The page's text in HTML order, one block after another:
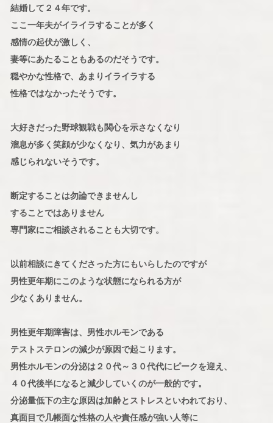
結婚して２４年です。
ここ一年夫がイライラすることが多く
感情の起伏が激しく、
妻等にあたることもあるのだそうです。
穏やかな性格で、あまりイライラする
性格ではなかったそうです。
大好きだった野球観戦も関心を示さなくなり
溜息が多く 笑顔が少なくなり、気力があまり
感じられないそうです。
断定することは勿論できませんし
することではありません
専門家にご相談されることも大切です。
以前相談にきてくださった方にもいらしたのですが
男性更年期にこのような状態になられる方が
少なくありません。
男性更年期障害は、男性ホルモンである
テストステロンの減少が原因で起こります。
男性ホルモンの分泌は２０代～３０代代にピークを迎え、
４０代後半になると減少していくのが一般的です。
分泌量低下の主な原因は加齢とストレスといわれており、
真面目で几帳面な性格の人や責任感が強い人等に